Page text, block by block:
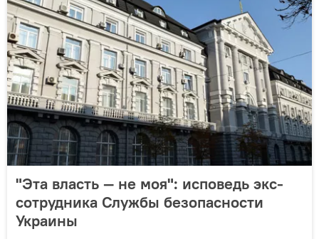
"Эта власть — не моя": исповедь экс-
сотрудника Службы безопасности
Украины